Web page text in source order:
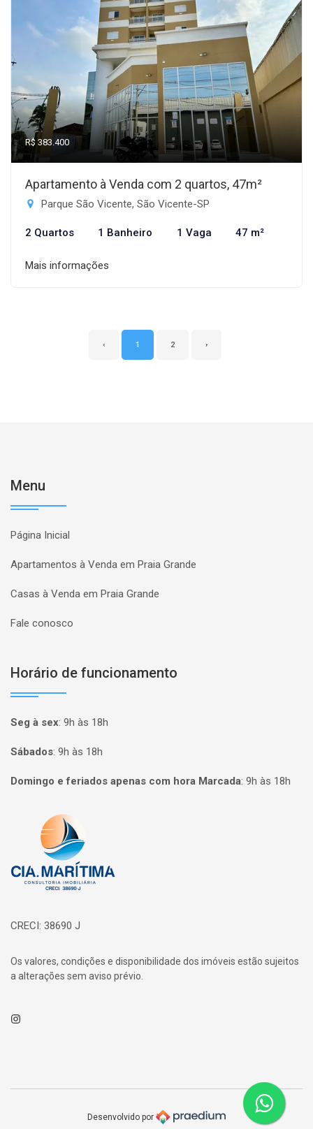
R$ 383.400
Apartamento à Venda com 2 quartos, 47m²
Parque São Vicente, São Vicente-SP
2 Quartos 1 Banheiro 1 Vaga 47 m²
Mais informações
‹ 1 2 ›
Menu
Página Inicial
Apartamentos à Venda em Praia Grande
Casas à Venda em Praia Grande
Fale conosco
Horário de funcionamento
Seg à sex: 9h às 18h
Sábados: 9h às 18h
Domingo e feriados apenas com hora Marcada: 9h às 18h
Página inicial
CRECI: 38690 J
Os valores, condições e disponibilidade dos imóveis estão sujeitos
a alterações sem aviso prévio.
Instagram
Desenvolvido por